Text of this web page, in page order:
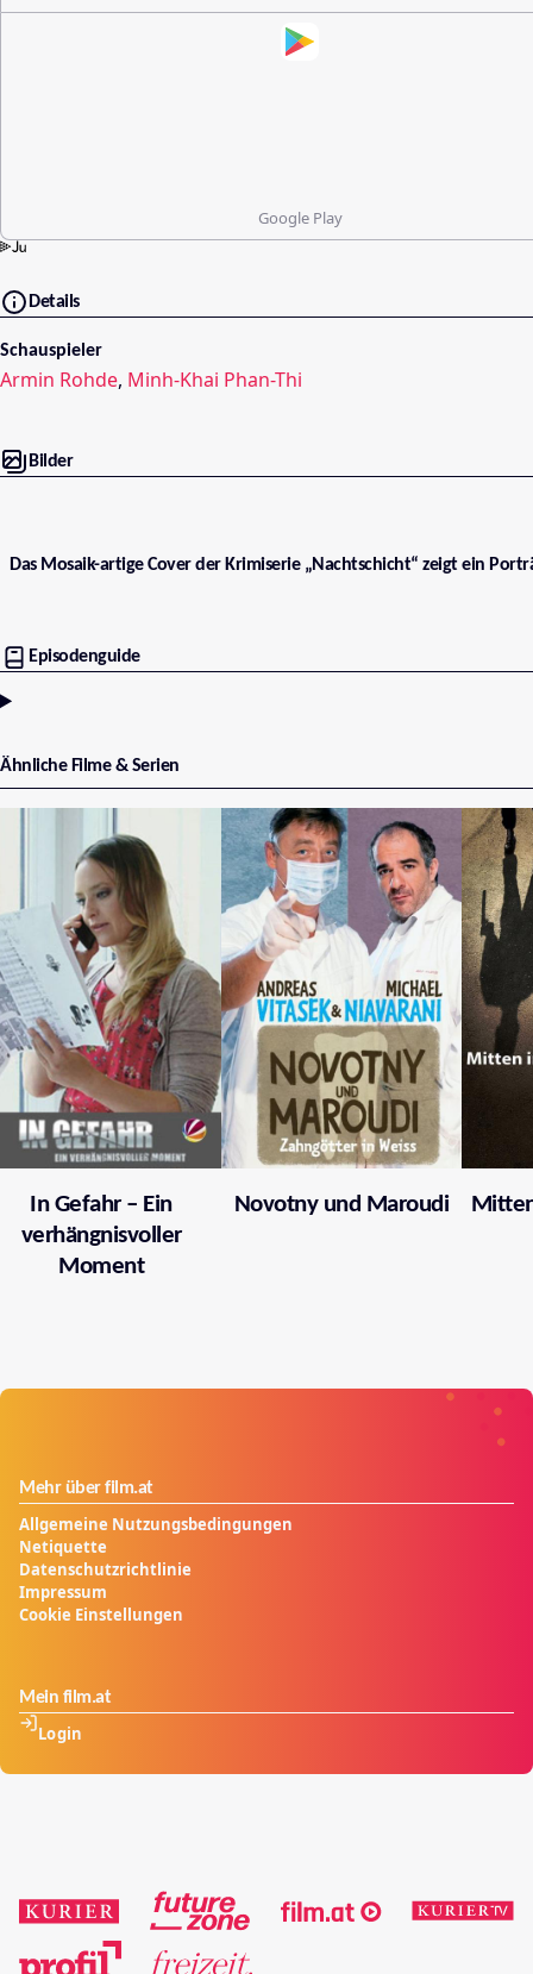
Google Play
Details
Schauspieler
Armin Rohde, Minh-Khai Phan-Thi
Bilder
Das Mosaik-artige Cover der Krimiserie „Nachtschicht“ zeigt ein
Episodenguide
Ähnliche Filme & Serien
In Gefahr – Ein
verhängnisvoller
Moment
Novotny und Maroudi
Mehr über film.at
Allgemeine Nutzungsbedingungen
Netiquette
Datenschutzrichtlinie
Impressum
Cookie Einstellungen
Mein film.at
Login